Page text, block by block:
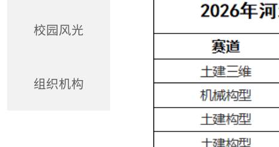
校园风光
组织机构